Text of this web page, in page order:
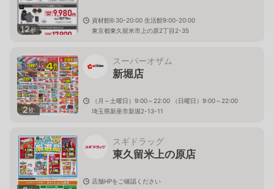
12枚
資材館6:30-20:00 生活館9:00-20:00
東京都東久留米市上の原2丁目2-35
2枚
スーパーオザム
新堀店
（月～土曜日）9:00～22:00 （日曜日）9:00～22:00
埼玉県新座市新堀2-13-11
スギドラッグ
東久留米上の原店
店舗HPをご確認ください